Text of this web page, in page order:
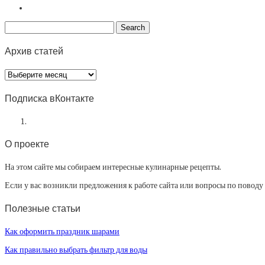
Архив статей
Архив
статей
Подписка вКонтакте
О проекте
На этом сайте мы собираем интересные кулинарные рецепты.
Если у вас возникли предложения к работе сайта или вопросы по
Полезные статьи
Как оформить праздник шарами
Как правильно выбрать фильтр для воды